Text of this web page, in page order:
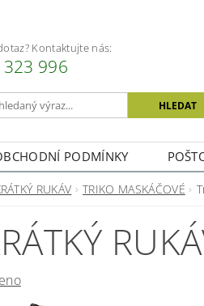
Kontaktujte nás:
323 996
PODMÍNKY
RUKÁV TRIKO MASKÁČOVÉ